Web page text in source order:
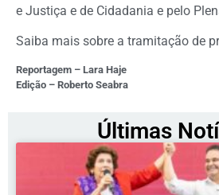
e Justiça e de Cidadania e pelo
Saiba mais sobre a tramitação de
Reportagem – Lara Haje
Edição – Roberto Seabra
Últimas